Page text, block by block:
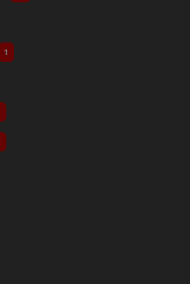
1